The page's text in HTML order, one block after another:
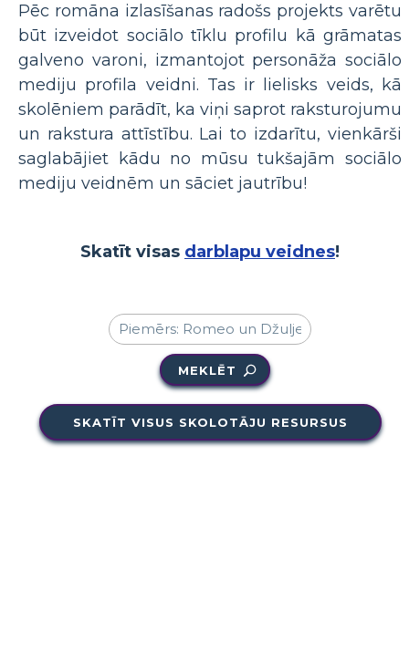
Pēc romāna izlasīšanas radošs projekts varētu
būt izveidot sociālo tīklu profilu kā grāmatas
galveno varoni, izmantojot personāža sociālo
mediju profila veidni. Tas ir lielisks veids, kā
skolēniem parādīt, ka viņi saprot raksturojumu
un rakstura attīstību. Lai to izdarītu, vienkārši
saglabājiet kādu no mūsu tukšajām sociālo
mediju veidnēm un sāciet jautrību!
Skatīt visas darblapu veidnes!
MEKLĒT
SKATĪT VISUS SKOLOTĀJU RESURSUS